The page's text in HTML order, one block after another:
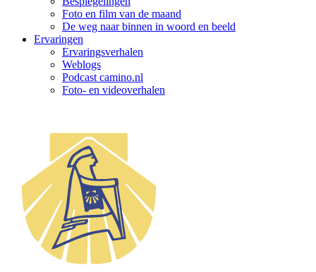
Foto en film van de maand
De weg naar binnen in woord en beeld
Ervaringen
Ervaringsverhalen
Weblogs
Podcast camino.nl
Foto- en videoverhalen